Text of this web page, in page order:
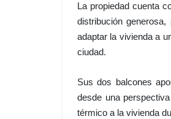
La propiedad cuenta
distribución
adaptar la vivienda a
ciudad.
Sus dos balcones
desde una
térmico a la vivienda